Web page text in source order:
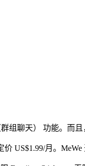
组聊天） 功能。而且
US$1.99/月。MeWe